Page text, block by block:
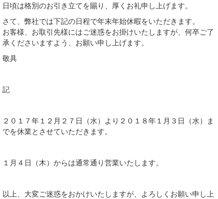
日頃は格別のお引き立てを賜り、厚くお礼申し上げます。
さて、弊社では下記の日程で年末年始休暇をいただきます。
お客様、お取引先様にはご迷惑をお掛けいたしますが、何卒ご了
承くださいますよう、お願い申し上げます。
敬具
記
２０１７年１２月２７日（水）より２０１８年１月３日（水）ま
でを休業とさせていただきます。
１月４日（木）からは通常通り営業いたします。
以上、大変ご迷惑をおかけいたしますが、よろしくお願い申し上